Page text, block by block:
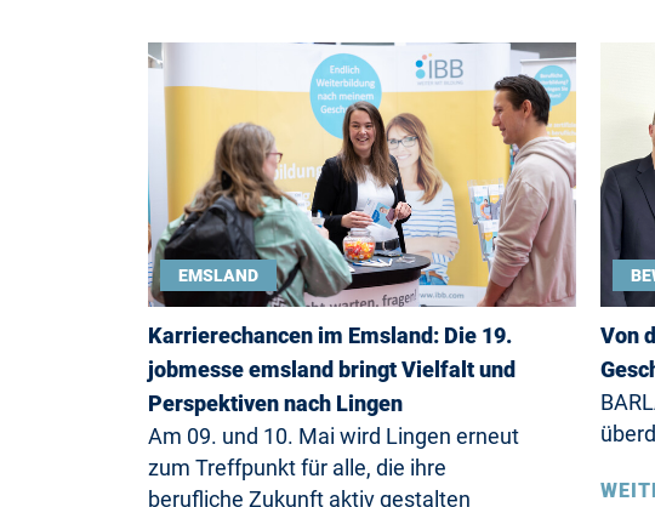
EMSLAND
Karrierechancen im Emsland: Die 19.
jobmesse emsland bringt Vielfalt und
Perspektiven nach Lingen
Am 09. und 10. Mai wird Lingen erneut
zum Treffpunkt für alle, die ihre
berufliche Zukunft aktiv gestalten
Von